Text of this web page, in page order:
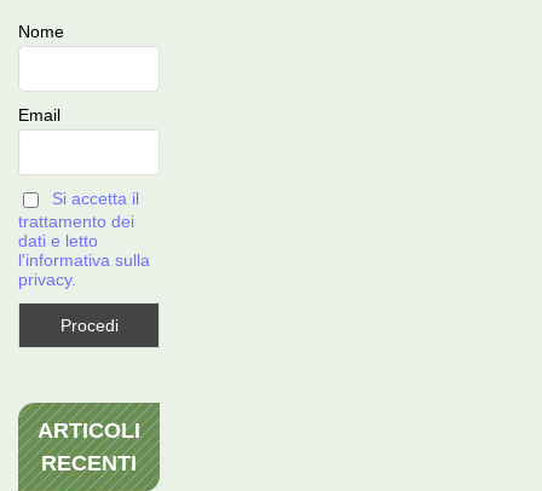
Nome
Email
Si accetta il
trattamento dei
dati e letto
l'informativa sulla
privacy.
ARTICOLI
RECENTI